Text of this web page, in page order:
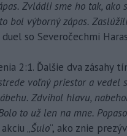
Zvládli sme ho tak, ako
bol výborný zápas.
so Severočechmi
2:1. Ďalšie dva zásahy
voľný priestor a vedel
Zdvihol hlavu,
to už len na mne.
„Šulo“, ako znie